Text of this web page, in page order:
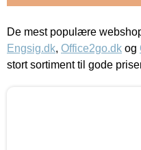
De mest populære
Engsig.dk, Office2go.dk og
stort sortiment til gode